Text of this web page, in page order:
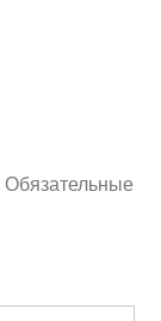
Обязательные